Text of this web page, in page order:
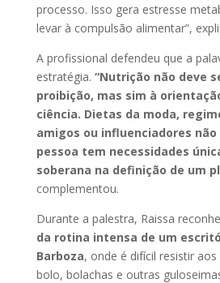
processo. Isso gera estresse
levar à compulsão alimentar”,
A profissional defendeu que a
estratégia. “Nutrição não deve
proibição, mas sim à
ciência. Dietas da moda,
amigos ou influenciadores não
pessoa tem necessidades
soberana na definição de um
complementou.
Durante a palestra, Raissa
da rotina intensa de um
Barboza, onde é difícil resistir
bolo, bolachas e outras